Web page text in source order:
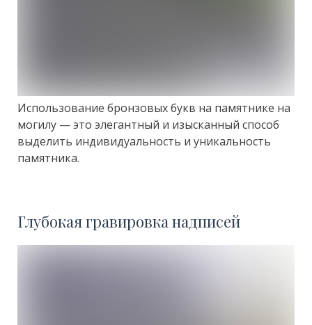
Использование бронзовых букв на памятнике на
могилу — это элегантный и изысканный способ
выделить индивидуальность и уникальность
памятника.
Глубокая гравировка надписей